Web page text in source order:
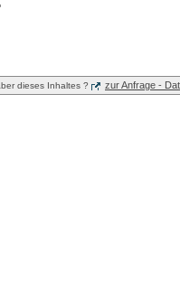
dieses Inhaltes ? zur Anfrage -